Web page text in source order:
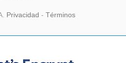
Privacidad - Términos